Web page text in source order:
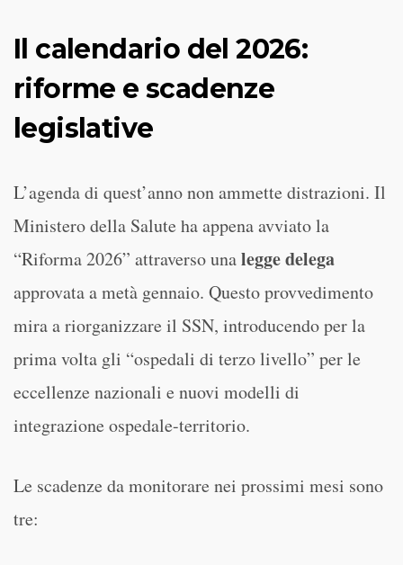
Il calendario del 2026:
riforme e scadenze
legislative
L’agenda di quest’anno non ammette distrazioni. Il
Ministero della Salute ha appena avviato la
“Riforma 2026” attraverso unalegge delega
approvata a metà gennaio. Questo provvedimento
mira a riorganizzare il SSN, introducendo per la
prima volta gli “ospedali di terzo livello” per le
eccellenze nazionali e nuovi modelli di
integrazione ospedale-territorio.
Le scadenze da monitorare nei prossimi mesi sono
tre: